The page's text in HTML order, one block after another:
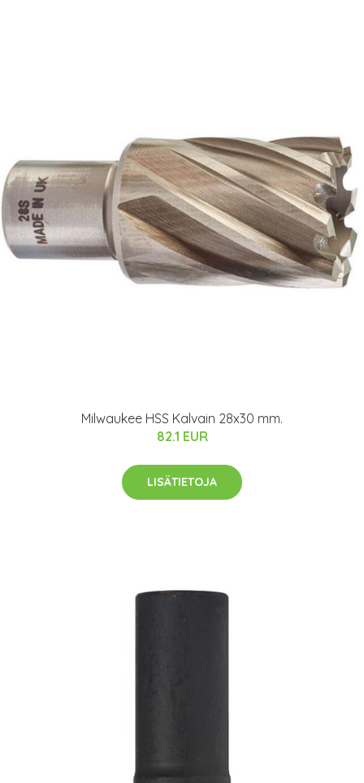
Milwaukee HSS Kalvain 28x30 mm.
82.1 EUR
LISÄTIETOJA